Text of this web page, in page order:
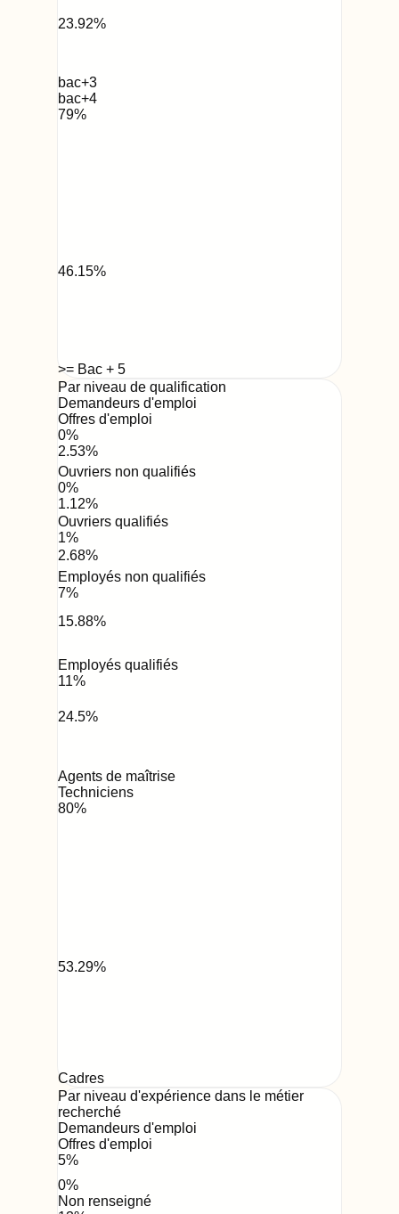
23.92%
bac+3
bac+4
79%
46.15%
>= Bac + 5
Par niveau de qualification
Demandeurs d'emploi
Offres d'emploi
0%
2.53%
Ouvriers non qualifiés
0%
1.12%
Ouvriers qualifiés
1%
2.68%
Employés non qualifiés
7%
15.88%
Employés qualifiés
11%
24.5%
Agents de maîtrise
Techniciens
80%
53.29%
Cadres
Par niveau d'expérience dans le métier
recherché
Demandeurs d'emploi
Offres d'emploi
5%
0%
Non renseigné